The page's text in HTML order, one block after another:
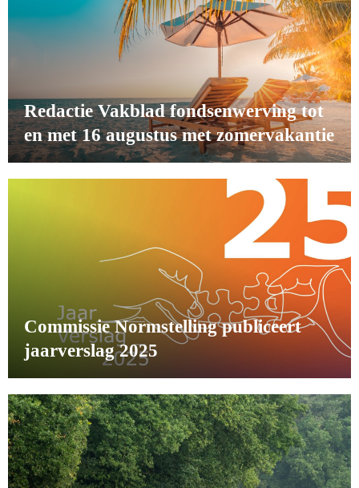
Redactie Vakblad fondsenwerving tot
en met 16 augustus met zomervakantie
Commissie Normstelling publiceert
jaarverslag 2025